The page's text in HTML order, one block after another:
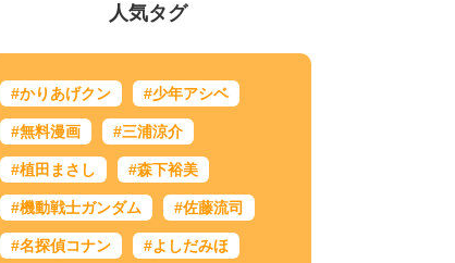
人気タグ
#かりあげクン #少年アシベ
#無料漫画 #三浦涼介
#植田まさし #森下裕美
#機動戦士ガンダム #佐藤流司
#名探偵コナン #よしだみほ